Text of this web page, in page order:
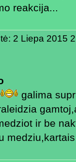
reakcija...
2 Liepa 2015
galima
ir be